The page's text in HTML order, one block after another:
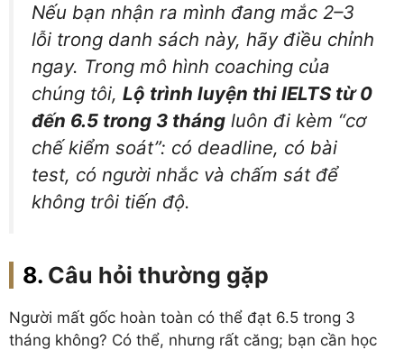
Nếu bạn nhận ra mình đang mắc 2–3
lỗi trong danh sách này, hãy điều chỉnh
ngay. Trong mô hình coaching của
chúng tôi, Lộ trình luyện thi IELTS từ 0
đến 6.5 trong 3 tháng luôn đi kèm “cơ
chế kiểm soát”: có deadline, có bài
test, có người nhắc và chấm sát để
không trôi tiến độ.
Câu hỏi thường gặp
Người mất gốc hoàn toàn có thể đạt 6.5 trong 3
tháng không? Có thể, nhưng rất căng; bạn cần học